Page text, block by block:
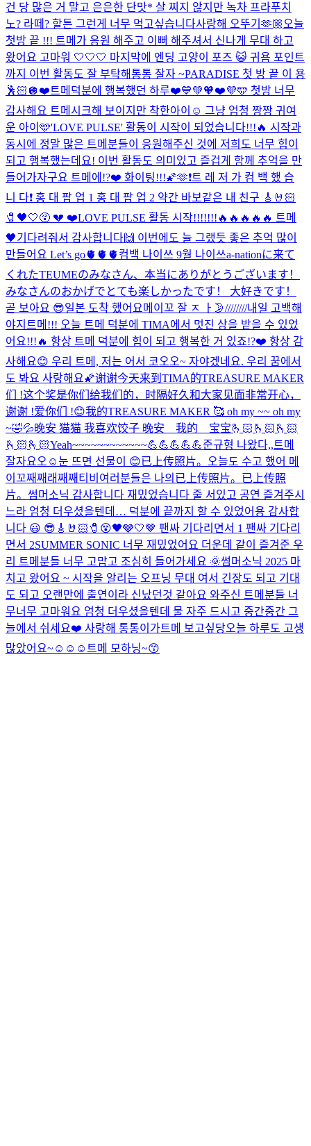
건 당 많은 거 말고 은은한 단맛* 살 찌지 않지만 녹차 프라푸치
노? 라떼? 할튼 그런게 너무 먹고싶습니다사랑해 오뚜기🫶🏼 오늘
첫방 끝 !!! 트메가 응원 해주고 이뻐 해주셔서 신나게 무대 하고
왔어요 고마워 🤍🤍🤍 마지막에 엔딩 고양이 포즈 😺 귀욤 포인트
까지 이번 활동도 잘 부탁해통통 잘자 ~PARADISE 첫 방 끝 이 용
🕺🏻🪩 ❤️트메덕분에 행복했던 하루❤️💙💚🧡❤️💜🩵 첫방 너무
감사해요 트메 시크해 보이지만 착한아이☺️ 그냥 엄청 짱짱 귀여
운 아이🩵'LOVE PULSE' 활동이 시작이 되었습니다!!!🔥 시작과
동시에 정말 많은 트메분들이 응원해주신 것에 저희도 너무 힘이
되고 행복했는데요! 이번 활동도 의미있고 즐겁게 함께 추억을 만
들어가자구요 트메에!?❤️ 화이팅!!!🌠🫶❗️트 레 저 가 컴 백 했 습
니 다❗️ 홍 대 팝 업 1 홍 대 팝 업 2 약간 바보같은 내 친구 🎸🤘🏻
🧷🖤🤍😵 💔 ❤️LOVE PULSE 활동 시작!!!!!!!🔥🔥🔥🔥🔥 트메
🖤기다려줘서 감사합니다🙌 이번에도 늘 그랬듯 좋은 추억 많이
만들어요 Let’s go🫀🫀🫀컴백 나이쓰 9월 나이쓰a-nationに来て
くれたTEUMEのみなさん、本当にありがとうございます！
みなさんのおかげでとても楽しかったです！ 大好きです！
곧 보아요 😎일본 도착 했어요메이꼬 잘 ㅈ ㅏ🌛////////내일 고백해
야지 트메!!! 오늘 트메 덕분에 TIMA에서 멋진 상을 받을 수 있었
어요!!!🔥 항상 트메 덕분에 힘이 되고 행복한 거 있죠!?❤️ 항상 감
사해요😊 우리 트메, 저는 어서 코오오~ 자야겠네요. 우리 꿈에서
도 봐요 사랑해요🌠谢谢今天来到TIMA的TREASURE MAKER
们 !这个奖是你们给我们的，时隔好久和大家见面非常开心，
谢谢 !爱你们 !😊我的TREASURE MAKER 🥰 oh my ~~ oh my
~🤣💦晚安 猫猫 我喜欢饺子 晚安 我的 宝宝🫰🏻🫰🏻🫰🏻
🫰🏻🫰🏻Yeah~~~~~~~~~~~~💪💪💪💪💪준규형 나왔다,,트메
잘자요오☺️눈 뜨면 선물이 😊已上传照片。
오늘도 수고 했어 메
이꼬째째래째째티비 여러분들은 나의 已上传照片。 已上传照
片。 썸머소닉 감사합니다 재밌었습니다 줄 서있고 공연 즐겨주시
느라 엄청 더우셨을텐데… 덕분에 끝까지 할 수 있었어용 감사합
니다 😃 😎🎸🤘🏻🧷😵🖤🩶🤍🤎 팬싸 기다리면서 1 팬싸 기다리
면서 2SUMMER SONIC 너무 재밌었어요 더운데 같이 즐겨준 우
리 트메분들 너무 고맙고 조심히 들어가세요 🌞썸머소닉 2025 마
치고 왔어요 ~ 시작을 알리는 오프닝 무대 여서 긴장도 되고 기대
도 되고 오랜만에 출연이라 신났던것 같아요 와주신 트메분들 너
무너무 고마워요 엄청 더우셨을텐데 물 자주 드시고 중간중간 그
늘에서 쉬세요❤️ 사랑해 통통이가트메 보고싶당오늘 하루도 고생
많았어요~☺️☺️☺️ 트메 모하닝~😙